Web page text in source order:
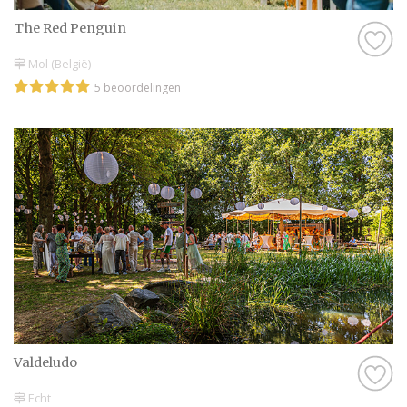
The Red Penguin
Mol (België)
5 beoordelingen
Valdeludo
Echt